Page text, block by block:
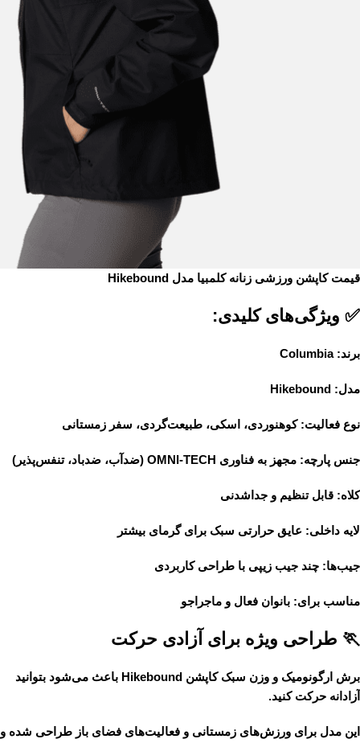
قیمت کاپشن ورزشی زنانه کلمبیا مدل Hikebound
✅ ویژگی‌های کلیدی:
برند: Columbia
مدل:
نوع فعالیت: کوهنوردی، اسکی، طبیعت‌گردی، سفر زمستانی
جنس پارچه: مجهز به فناوری OMNI-TECH (ضدآب، ضدباد، تنفس‌پذیر)
کلاه: قابل تنظیم و جداشدنی
لایه داخلی: عایق حرارتی سبک برای گرمای بیشتر
جیب‌ها: چند جیب زیپی با طراحی کاربردی
مناسب برای: بانوان فعال و ماجراجو
🏃 طراحی ویژه برای آزادی حرکت
برش ارگونومیک و وزن سبک کاپشن Hikebound باعث می‌شود بتوانید
آزادانه حرکت کنید.
این مدل برای ورزش‌های زمستانی و فعالیت‌های فضای باز طراحی شده و